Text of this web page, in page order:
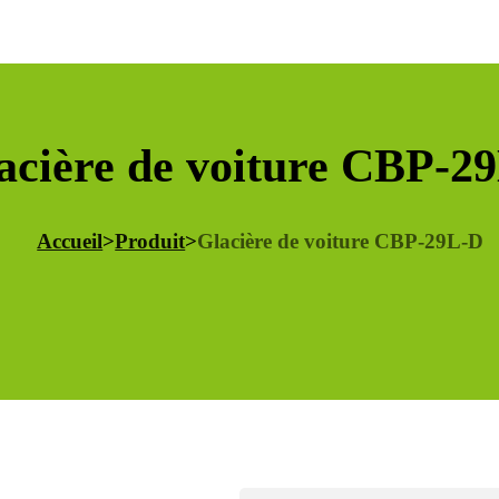
de voiture CBP-
Accueil>Produit>Glacière de voiture CBP-29L-D